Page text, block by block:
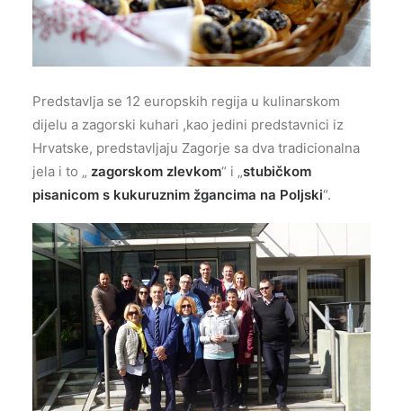
Predstavlja se 12 europskih regija u kulinarskom
dijelu a zagorski kuhari ,kao jedini predstavnici iz
Hrvatske, predstavljaju Zagorje sa dva tradicionalna
jela i to „ zagorskom zlevkom“ i „stubičkom
pisanicom s kukuruznim žgancima na Poljski“.